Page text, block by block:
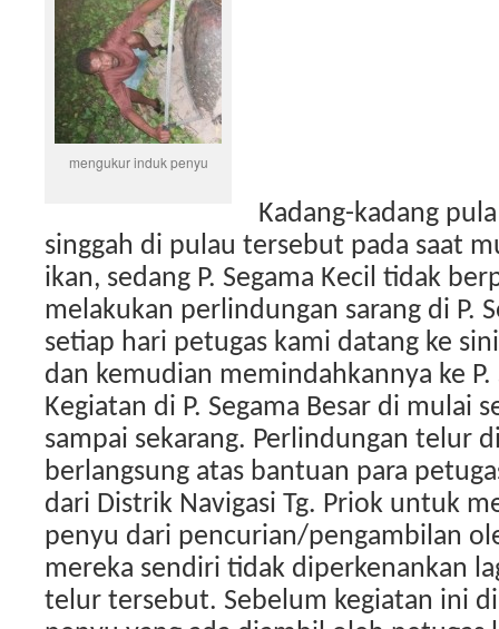
mengukur induk penyu
Kadang-kadang
singgah di pulau tersebut pada saat
ikan, sedang P. Segama Kecil tidak
melakukan perlindungan sarang di P.
setiap hari petugas kami datang ke
dan kemudian memindahkannya ke P.
Kegiatan di P. Segama Besar di mulai
sampai sekarang. Perlindungan telur
berlangsung atas bantuan para
dari Distrik Navigasi Tg. Priok untuk
penyu dari pencurian/pengambilan
mereka sendiri tidak diperkenankan
telur tersebut. Sebelum kegiatan ini